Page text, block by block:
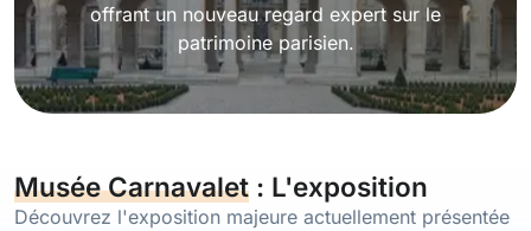
offrant un nouveau regard expert sur le
patrimoine parisien.
Musée Carnavalet : L'exposition
Découvrez l'exposition majeure actuellement présentée